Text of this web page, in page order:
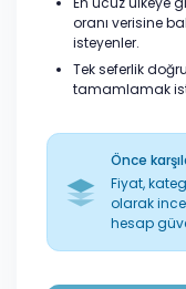
oranı verisine
isteyenler.
Tek seferlik
tamamlamak
Önce
Fiyat,
olarak
hesap